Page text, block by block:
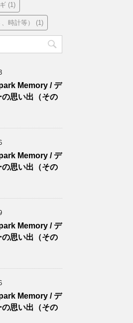
(1)
時計等） (1)
Memory / デ
の思い出（その
Memory / デ
の思い出（その
Memory / デ
の思い出（その
Memory / デ
の思い出（その